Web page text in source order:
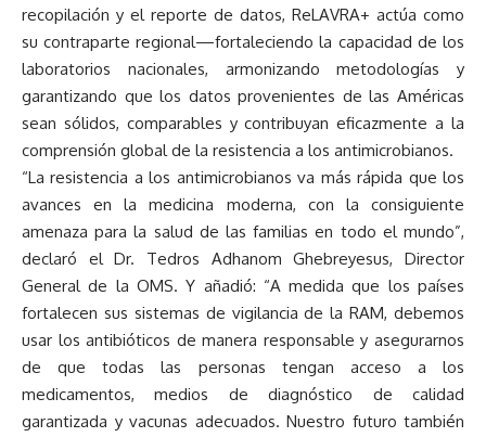
recopilación y el reporte de datos, ReLAVRA+ actúa como
su contraparte regional—fortaleciendo la capacidad de los
laboratorios nacionales, armonizando metodologías y
garantizando que los datos provenientes de las Américas
sean sólidos, comparables y contribuyan eficazmente a la
comprensión global de la resistencia a los antimicrobianos.
“La resistencia a los antimicrobianos va más rápida que los
avances en la medicina moderna, con la consiguiente
amenaza para la salud de las familias en todo el mundo”,
declaró el Dr. Tedros Adhanom Ghebreyesus, Director
General de la OMS. Y añadió: “A medida que los países
fortalecen sus sistemas de vigilancia de la RAM, debemos
usar los antibióticos de manera responsable y asegurarnos
de que todas las personas tengan acceso a los
medicamentos, medios de diagnóstico de calidad
garantizada y vacunas adecuados. Nuestro futuro también